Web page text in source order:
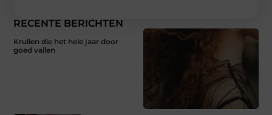
RECENTE BERICHTEN
Krullen die het hele jaar door
goed vallen